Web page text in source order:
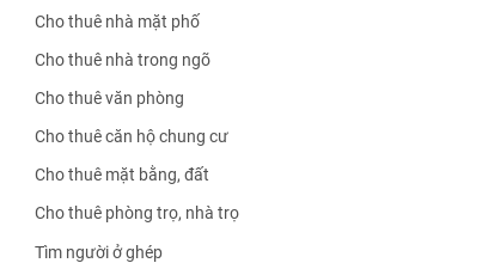
Cho thuê nhà mặt phố
Cho thuê nhà trong ngõ
Cho thuê văn phòng
Cho thuê căn hộ chung cư
Cho thuê mặt bằng, đất
Cho thuê phòng trọ, nhà trọ
Tìm người ở ghép